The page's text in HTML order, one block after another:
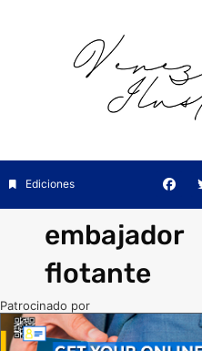
Ediciones
embajador
flotante
Patrocinado por